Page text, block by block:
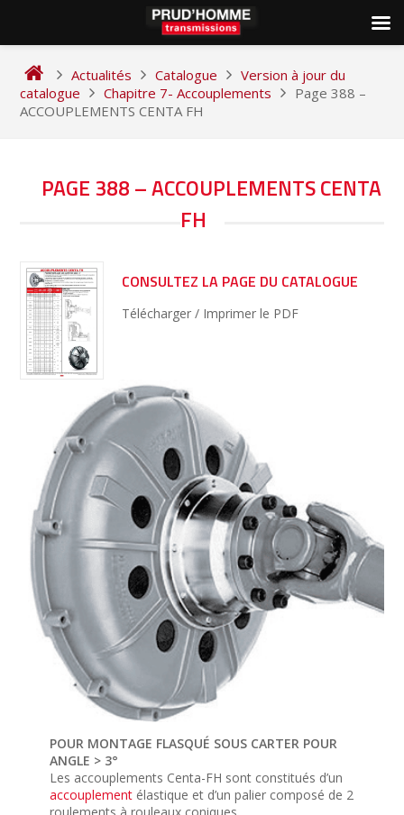
content
Actualités Catalogue
Version à jour du
catalogue
Chapitre 7- Accouplements
Page 388 –
ACCOUPLEMENTS CENTA FH
PAGE 388 – ACCOUPLEMENTS CENTA
FH
CONSULTEZ LA PAGE DU CATALOGUE
Télécharger / Imprimer le PDF
POUR MONTAGE FLASQUÉ SOUS CARTER POUR
ANGLE > 3°
Les accouplements Centa-FH sont constitués d’un
accouplementélastique et d’un palier composé de 2
NAVIGATION